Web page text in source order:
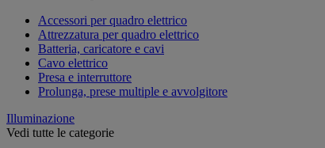
Accessori per quadro elettrico
Attrezzatura per quadro elettrico
Batteria, caricatore e cavi
Cavo elettrico
Presa e interruttore
Prolunga, prese multiple e avvolgitore
Illuminazione
Vedi tutte le categorie